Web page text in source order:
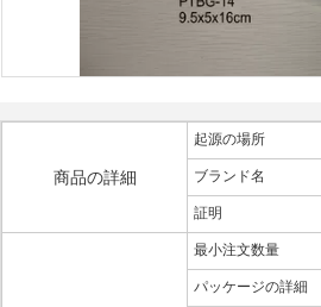
商品の詳細
起源の場所
ブランド名
証明
最小注文数量
パッケージの詳細